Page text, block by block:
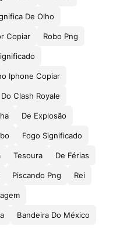
De Olho
Copiar Robo Png
Iphone Copiar
Do Clash Royale
De Explosão
Fogo Significado
Tesoura De Férias
Piscando Png Rei
Bandeira Do México